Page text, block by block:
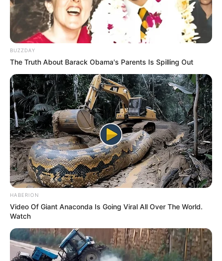
BUZZDAY
The Truth About Barack Obama's Parents Is Spilling Out
HABERION
Video Of Giant Anaconda Is Going Viral All Over The World.
Watch